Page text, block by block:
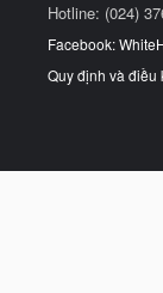
Hotline: (024)
Facebook:
Quy định và điều